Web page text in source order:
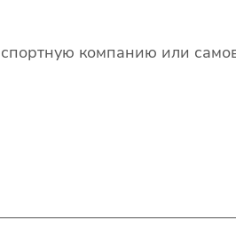
компанию или